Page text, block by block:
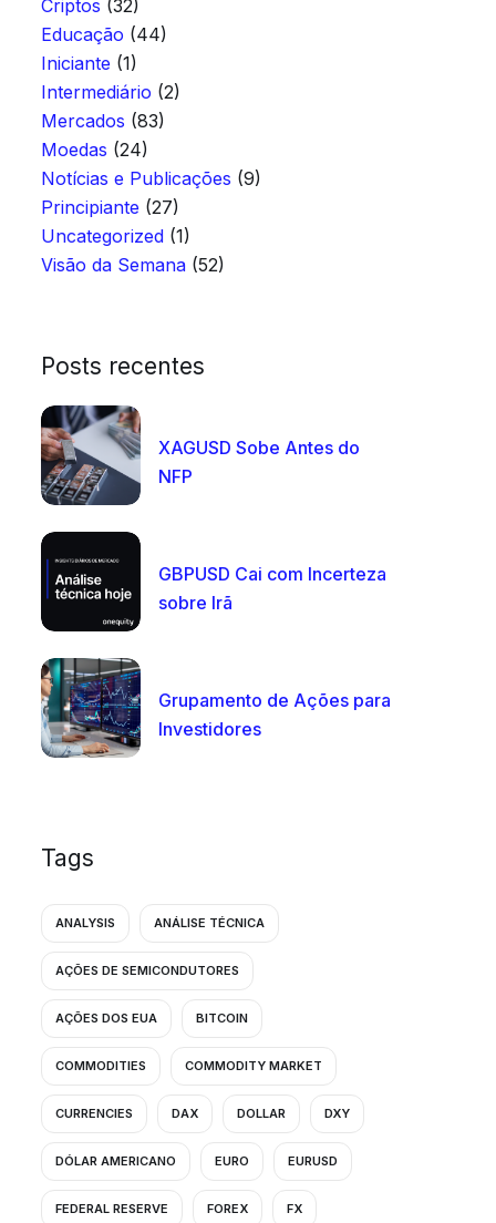
Criptos (32)
Educação (44)
Iniciante (1)
Intermediário (2)
Mercados (83)
Moedas (24)
Notícias e Publicações (9)
Principiante (27)
Uncategorized (1)
Visão da Semana (52)
Posts recentes
XAGUSD Sobe Antes do
NFP
GBPUSD Cai com Incerteza
sobre Irã
Grupamento de Ações para
Investidores
Tags
ANALYSIS ANÁLISE TÉCNICA
AÇÕES DE SEMICONDUTORES
AÇÕES DOS EUA BITCOIN
COMMODITIES COMMODITY MARKET
CURRENCIES DAX DOLLAR DXY
DÓLAR AMERICANO EURO EURUSD
FEDERAL RESERVE FOREX FX